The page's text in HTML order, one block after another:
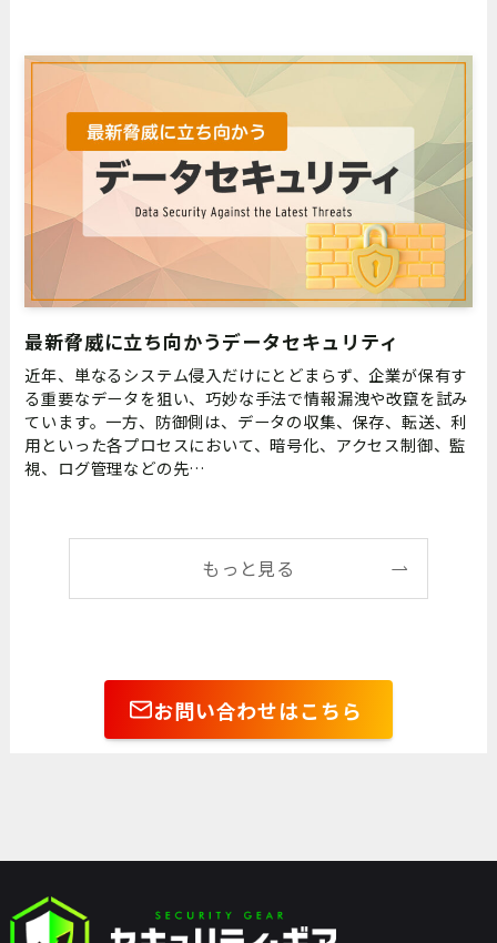
最新脅威に立ち向かうデータセキュリティ
近年、単なるシステム侵入だけにとどまらず、企業が保有す
る重要なデータを狙い、巧妙な手法で情報漏洩や改竄を試み
ています。一方、防御側は、データの収集、保存、転送、利
用といった各プロセスにおいて、暗号化、アクセス制御、監
視、ログ管理などの先…
もっと見る
お問い合わせはこちら